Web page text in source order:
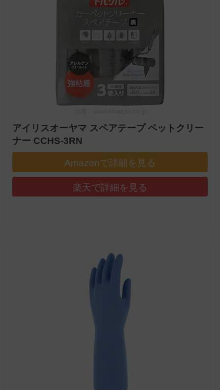
アイリスオーヤマ スペアテープ ペットクリー
ナー CCHS-3RN
Amazonで詳細を見る
楽天で詳細を見る